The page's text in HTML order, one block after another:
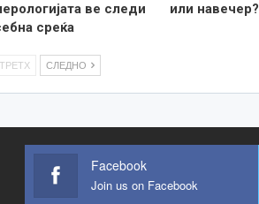
ве следи
среќа
или навечер?
СЛЕДНО
Facebook
Join us on Facebook